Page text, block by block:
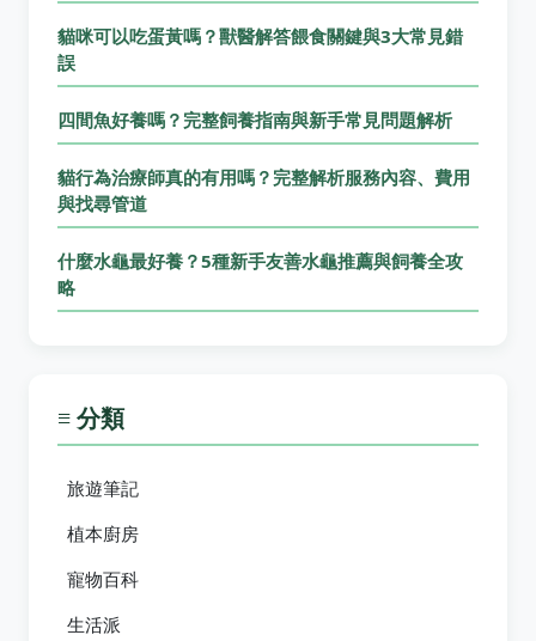
貓咪可以吃蛋黃嗎？獸醫解答餵食關鍵與3大常見錯
誤
四間魚好養嗎？完整飼養指南與新手常見問題解析
貓行為治療師真的有用嗎？完整解析服務內容、費用
與找尋管道
什麼水龜最好養？5種新手友善水龜推薦與飼養全攻
略
≡ 分類
旅遊筆記
植本廚房
寵物百科
生活派